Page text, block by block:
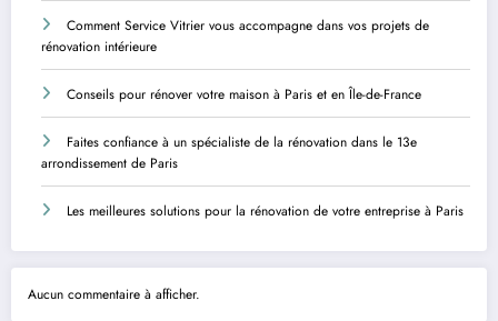
Comment Service Vitrier vous accompagne dans vos projets de
rénovation intérieure
Conseils pour rénover votre maison à Paris et en Île-de-France
Faites confiance à un spécialiste de la rénovation dans le 13e
arrondissement de Paris
Les meilleures solutions pour la rénovation de votre entreprise à Paris
Aucun commentaire à afficher.